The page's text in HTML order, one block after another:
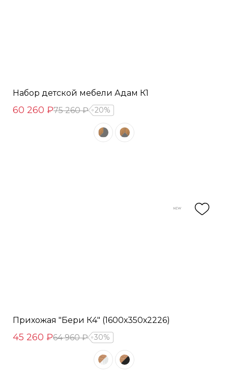
Набор детской мебели Адам К1
60 260 ₽75 260 ₽ 20%
Прихожая "Бери К4" (1600х350х2226)
45 260 ₽64 960 ₽ 30%